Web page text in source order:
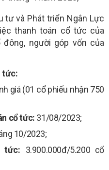
và Phát triển Ngân Lực
thanh toán cổ tức của
người góp vốn của
tức:
giá (01 cổ phiếu nhận 750
cổ tức: 31/08/2023;
10/2023;
tức:
3.900.000đ/5.200 cổ